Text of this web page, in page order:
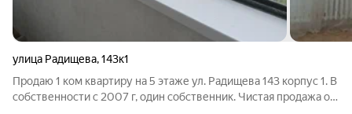
улица Радищева,143к1
Продаю 1 ком квартиру на 5 этаже ул. Радищева 143 корпус 1. В
собственности с 2007 г, один собственник. Чистая продажа от